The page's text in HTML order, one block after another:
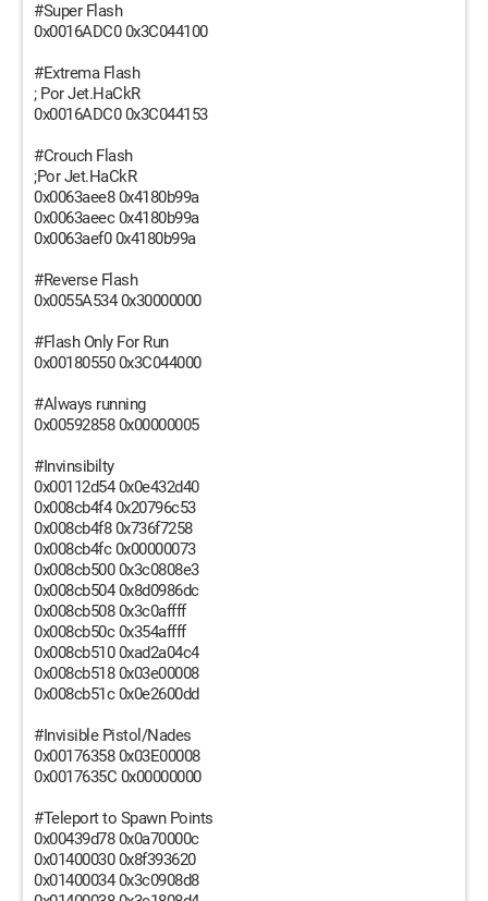
#Super Flash
0x0016ADC0 0x3C044100
#Extrema Flash
; Por Jet.HaCkR
0x0016ADC0 0x3C044153
#Crouch Flash
;Por Jet.HaCkR
0x0063aee8 0x4180b99a
0x0063aeec 0x4180b99a
0x0063aef0 0x4180b99a
#Reverse Flash
0x0055A534 0x30000000
#Flash Only For Run
0x00180550 0x3C044000
#Always running
0x00592858 0x00000005
#Invinsibilty
0x00112d54 0x0e432d40
0x008cb4f4 0x20796c53
0x008cb4f8 0x736f7258
0x008cb4fc 0x00000073
0x008cb500 0x3c0808e3
0x008cb504 0x8d0986dc
0x008cb508 0x3c0affff
0x008cb50c 0x354affff
0x008cb510 0xad2a04c4
0x008cb518 0x03e00008
0x008cb51c 0x0e2600dd
#Invisible Pistol/Nades
0x00176358 0x03E00008
0x0017635C 0x00000000
#Teleport to Spawn Points
0x00439d78 0x0a70000c
0x01400030 0x8f393620
0x01400034 0x3c0908d8